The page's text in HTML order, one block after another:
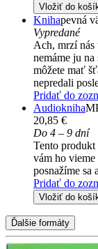
Vložiť do
Knihapevná
Vypredané
Ach, mrzí nás
nemáme ju
môžete mať
nepredali
Pridať do
Audiokniha
20,85 €
Do 4 – 9 dní
Tento produkt
vám ho
posnažíme sa
Pridať do
Vložiť do
Ďalšie formáty